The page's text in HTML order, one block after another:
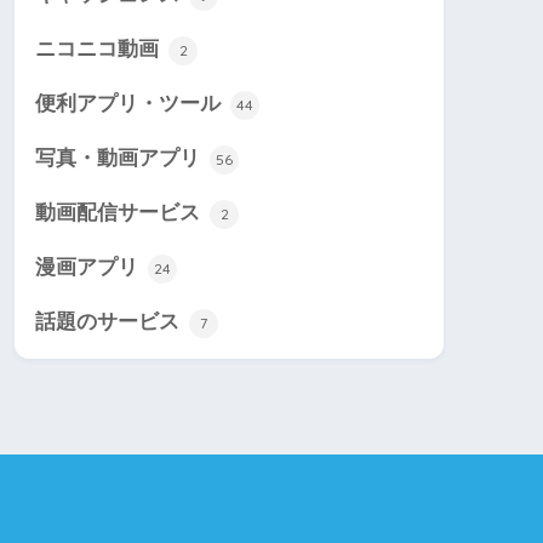
ニコニコ動画 2
便利アプリ・ツール 44
写真・動画アプリ 56
動画配信サービス 2
漫画アプリ 24
話題のサービス 7